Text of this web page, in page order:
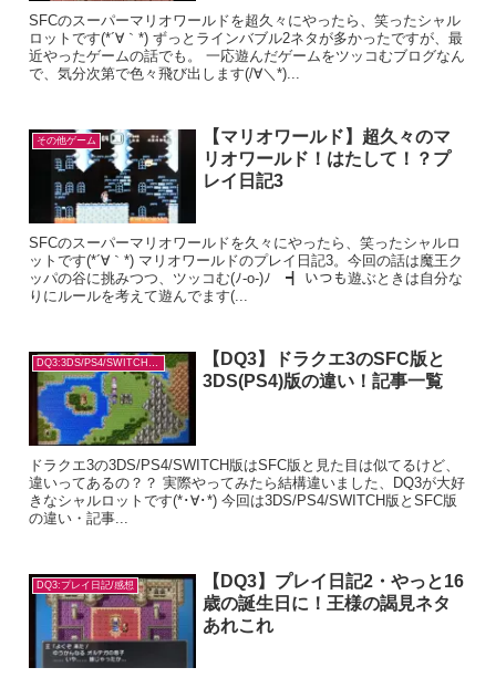
SFCのスーパーマリオワールドを超久々にやったら、笑ったシャル
ロットです(*´∀｀*) ずっとラインバブル2ネタが多かったですが、最
近やったゲームの話でも。 一応遊んだゲームをツッコむブログなん
で、気分次第で色々飛び出します(/∀＼*)...
その他ゲーム
【マリオワールド】超久々のマ
リオワールド！はたして！？プ
レイ日記3
SFCのスーパーマリオワールドを久々にやったら、笑ったシャルロ
ットです(*´∀｀*) マリオワールドのプレイ日記3。今回の話は魔王ク
ッパの谷に挑みつつ、ツッコむ(ﾉ-o-)ﾉ ┫ いつも遊ぶときは自分な
りにルールを考えて遊んでます(...
【DQ3】ドラクエ3のSFC版と
3DS(PS4)版の違い！記事一覧
ドラクエ3の3DS/PS4/SWITCH版はSFC版と見た目は似てるけど、
違いってあるの？？ 実際やってみたら結構違いました、DQ3が大好
きなシャルロットです(*･∀･*) 今回は3DS/PS4/SWITCH版とSFC版
の違い・記事...
DQ3:プレイ日記/感想
【DQ3】プレイ日記2・やっと16
歳の誕生日に！王様の謁見ネタ
あれこれ